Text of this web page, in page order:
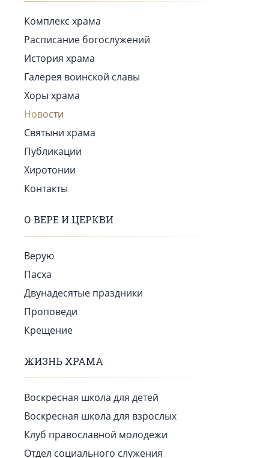
Комплекс храма
Расписание богослужений
История храма
Галерея воинской славы
Хоры храма
Новости
Святыни храма
Публикации
Хиротонии
Контакты
О ВЕРЕ И ЦЕРКВИ
Верую
Пасха
Двунадесятые праздники
Проповеди
Крещение
ЖИЗНЬ ХРАМА
Воскресная школа для детей
Воскресная школа для взрослых
Клуб православной молодежи
Отдел социального служения